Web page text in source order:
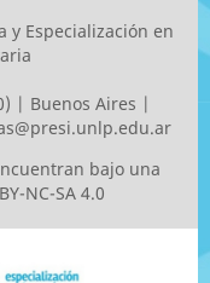
y Especialización en
| Buenos Aires |
bajo una
NC-SA 4.0